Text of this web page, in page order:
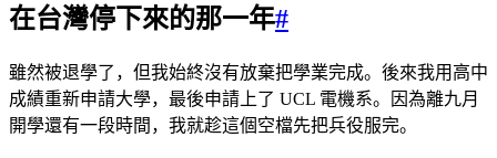
在台灣停下來的那一年#
雖然被退學了，但我始終沒有放棄把學業完成。後來我用高中
成績重新申請大學，最後申請上了 UCL 電機系。因為離九月
開學還有一段時間，我就趁這個空檔先把兵役服完。